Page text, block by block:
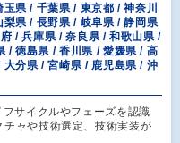
県 / 千葉県 / 東京都 / 神奈川
県 / 長野県 / 岐阜県 / 静岡県
/ 兵庫県 / 奈良県 / 和歌山県 /
/ 徳島県 / 香川県 / 愛媛県 / 高
分県 / 宮崎県 / 鹿児島県 / 沖
サイクルやフェーズを認識
ャや技術選定、技術実装が